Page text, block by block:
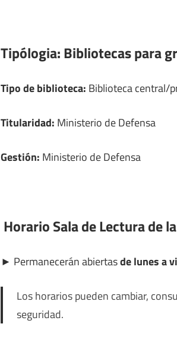
Tipólogia:Bibliotecas para
Tipo de biblioteca: Biblioteca central/
Titularidad: Ministerio de Defensa
Gestión: Ministerio de Defensa
Horario Sala de Lectura de
► Permanecerán abiertasde lunes a
Los horarios pueden cambiar,
seguridad.